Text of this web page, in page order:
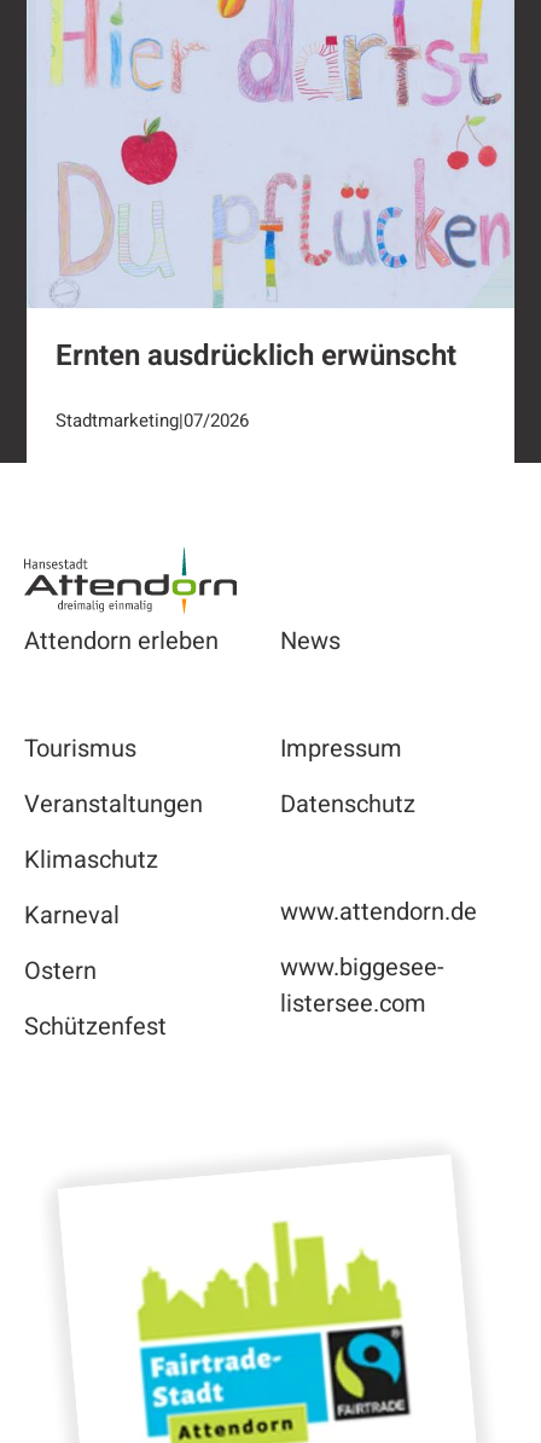
Ernten ausdrücklich erwünscht
Stadtmarketing|07/2026
Attendorn erleben
Tourismus
Veranstaltungen
Klimaschutz
Karneval
Ostern
Schützenfest
News
Impressum
Datenschutz
www.attendorn.de
www.biggesee-
listersee.com